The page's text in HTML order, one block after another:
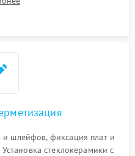
и замена поврежденной
и шлейфов, фиксация плат и
стеклокерамики с